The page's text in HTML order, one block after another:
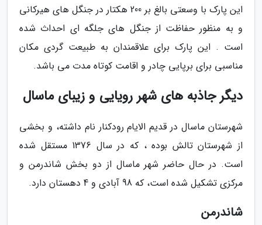
این پارک با وسعتی بالغ بر 200 هکتار در جنگل های هیرکانی
و به منظور حفاظت از جنگل های جلگه ای احداث شده
است . این پارک برای علاقمندان به طبیعت گردی مکان
مناسبی برای برپایی چادر و اقامت کوتاه مدت می باشد.
دیگر جاذبه های شهر رویایی و زیبای ماسال
شهرستان ماسال در قدیم الایام رودکنار نام داشته، و بخشی
از شهرستان تالش بوده ، که در سال 1376 مستقل شده
است. در حال حاضر شهر ماسال از دو بخش شاندرمن و
مرکزی تشکیل شده است، که 98 آبادی و 4 دهستان دارد.
شاندرمن